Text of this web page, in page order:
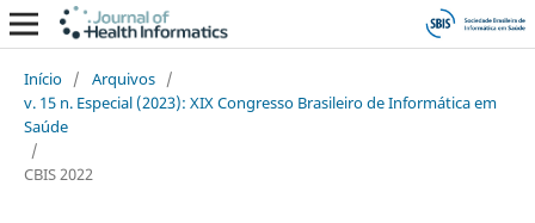
Início / Arquivos /
v. 15 n. Especial (2023): XIX Congresso Brasileiro de Informática em
Saúde
/
CBIS 2022